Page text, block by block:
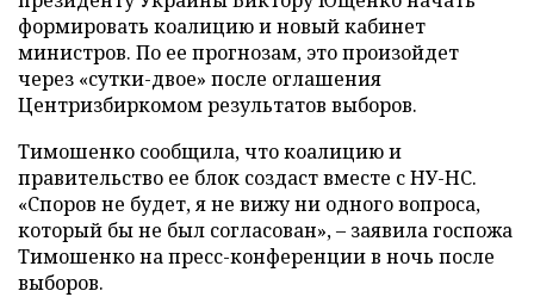
формировать коалицию и новый кабинет
министров. По ее прогнозам, это произойдет
через «сутки-двое» после оглашения
Центризбиркомом результатов выборов.
Тимошенко сообщила, что коалицию и
правительство ее блок создаст вместе с НУ-НС.
«Споров не будет, я не вижу ни одного вопроса,
который бы не был согласован», – заявила госпожа
Тимошенко на пресс-конференции в ночь после
выборов.